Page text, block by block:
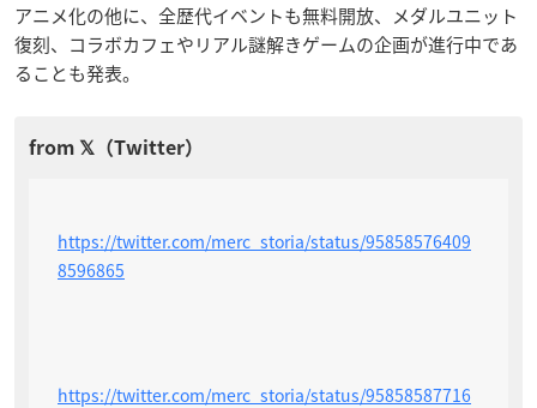
アニメ化の他に、全歴代イベントも無料開放、メダルユニット
復刻、コラボカフェやリアル謎解きゲームの企画が進行中であ
ることも発表。
https://twitter.com/merc_storia/status/95858576409
8596865
https://twitter.com/merc_storia/status/95858587716